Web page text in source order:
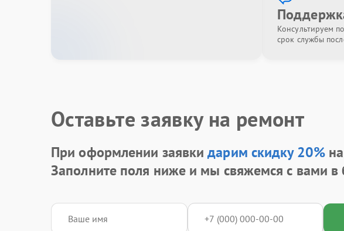
Консультируем
срок службы
Оставьте заявку на ремонт
При оформлении заявкидарим скидку 20%
Заполните поля ниже и мы свяжемся с вами